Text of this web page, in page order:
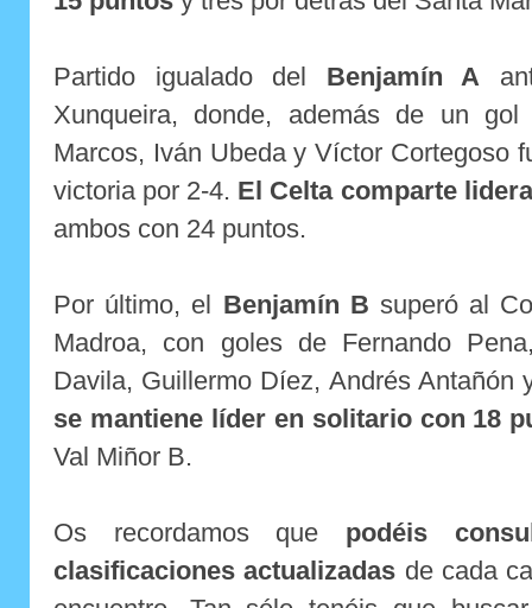
Partido igualado del Benjamín A
Xunqueira, donde, además de un
Marcos, Iván Ubeda y Víctor Cortegoso
victoria por 2-4. El Celta comparte
ambos con 24 puntos.
Por último, el Benjamín B superó al
Madroa, con goles de Fernando
Davila, Guillermo Díez, Andrés Antañón
se mantiene líder en solitario con 18
Val Miñor B.
Os recordamos que podéis
clasificaciones actualizadas de cada